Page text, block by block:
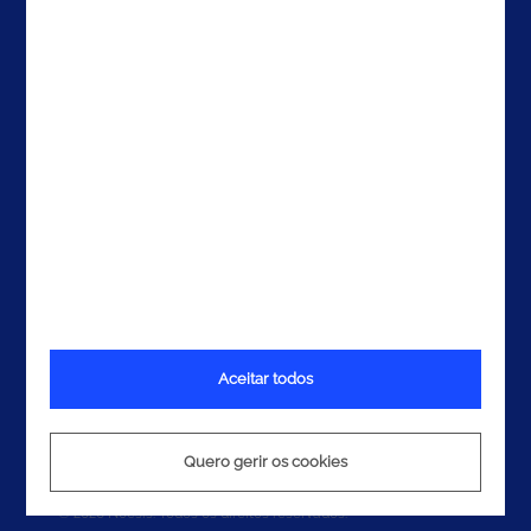
Política de Privacidade
© 2026 Noesis. Todos os direitos reservados.
Quero gerir os cookies
Aceitar todos